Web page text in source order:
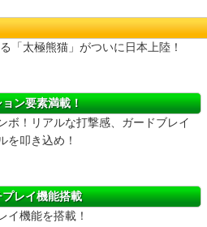
「太極熊猫」がついに日本上陸！
ン要素満載！
ボ！リアルな打撃感、ガードブレイ
を叩き込め！
レイ機能搭載
イ機能を搭載！